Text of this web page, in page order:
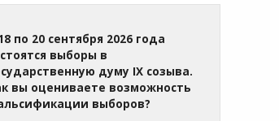
по 20 сентября 2026 года
выборы в
думу IX созыва.
вы оцениваете возможность
выборов?